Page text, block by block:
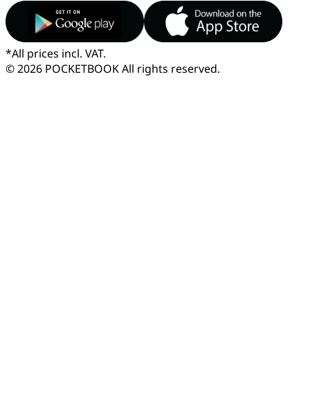
*All prices incl. VAT.
© 2026 POCKETBOOKAll rights reserved.